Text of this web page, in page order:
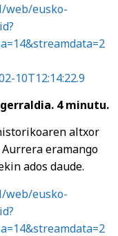
web/eusko-
10T12:14:22.9
4 minutu.
altxor
Aurrera eramango
ados daude.
web/eusko-